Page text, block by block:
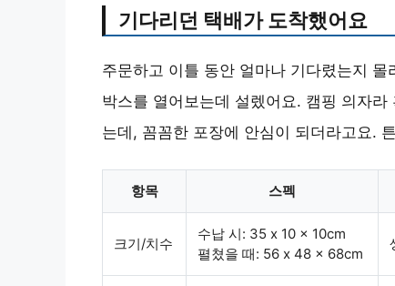
기다리던 택배가 도착했어요
주문하고 이틀 동안 얼마나 기다렸는지
박스를 열어보는데 설렜어요. 캠핑 의자
는데, 꼼꼼한 포장에 안심이 되더라고요.
항목 스펙
크기/치수
수납 시: 35 x 10 x 10cm
펼쳤을 때: 56 x 48 x 68cm